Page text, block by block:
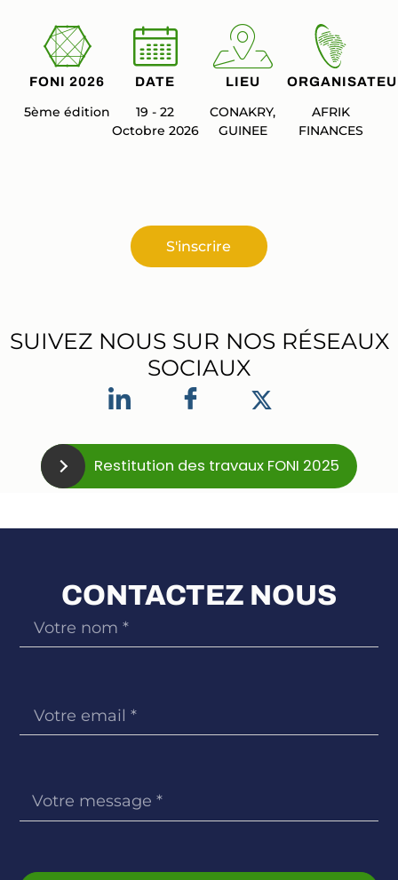
FONI 2026
5ème édition
DATE
19 - 22
Octobre 2026
LIEU
CONAKRY,
GUINEE
AFRIK
FINANCES
S'inscrire
SUIVEZ NOUS SUR NOS RÉSEAUX
SOCIAUX
Restitution des travaux FONI 2025
CONTACTEZ NOUS